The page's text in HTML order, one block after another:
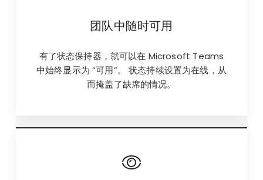
团队中随时可用
有了状态保持器，就可以在 Microsoft Teams
中始终显示为 “可用”。 状态持续设置为在线，从
而掩盖了缺席的情况。